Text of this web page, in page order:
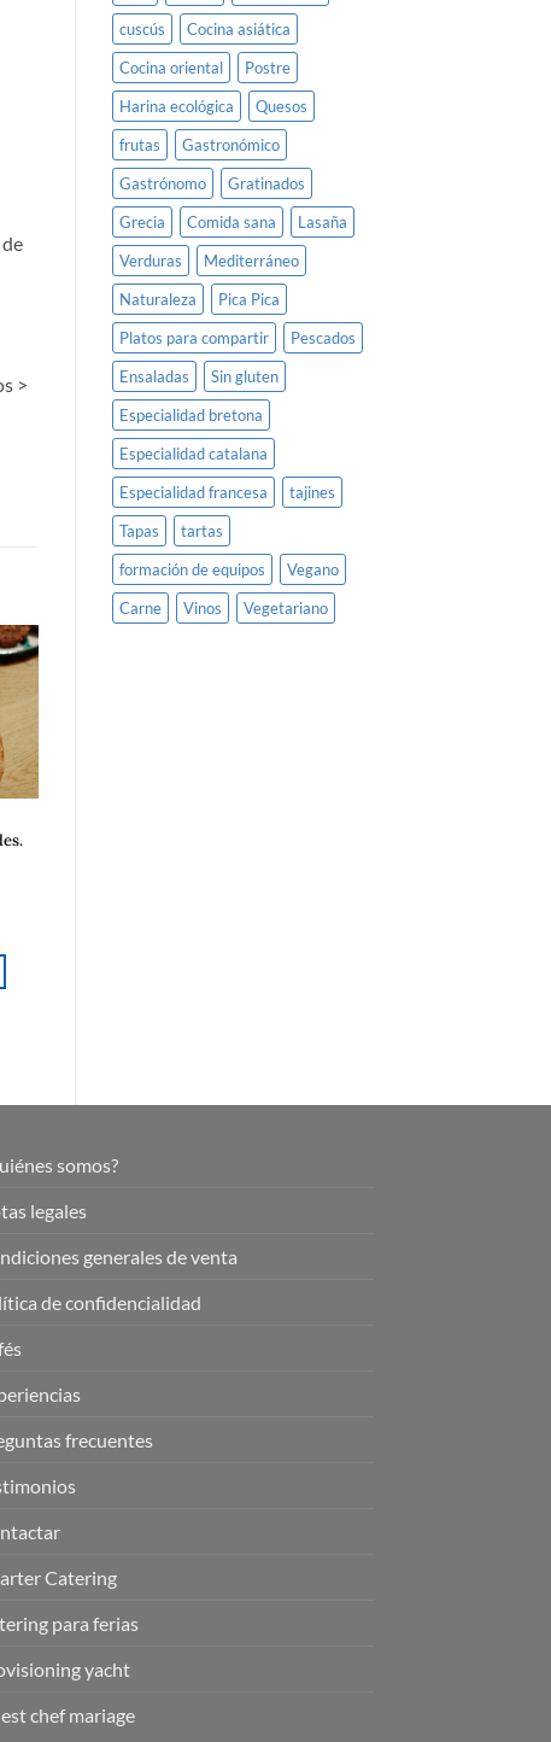
cuscús
Cocina asiática
Cocina oriental
Postre
Harina ecológica
Quesos
frutas
Gastronómico
Gastrónomo
Gratinados
Grecia
Comida sana
Lasaña
Verduras
Mediterráneo
Naturaleza
Pica Pica
Platos para compartir
Pescados
Ensaladas
Sin gluten
Especialidad bretona
Especialidad catalana
Especialidad francesa
tajines
Tapas
tartas
formación de equipos
Vegano
Carne
Vinos Vegetariano
>
somos?
legales
generales de venta
de confidencialidad
frecuentes
Catering
para ferias
yacht
chef mariage